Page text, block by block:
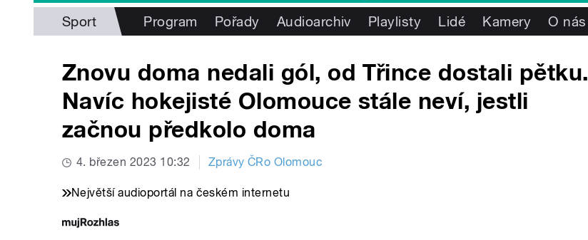
Sport Program Pořady Audioarchiv Playlisty Lidé Kamery O nás
Znovu doma nedali gól, od Třince dostali pětku.
Navíc hokejisté Olomouce stále neví, jestli
začnou předkolo doma
4. březen 2023 10:32 Zprávy ČRo Olomouc
Největší audioportál na českém internetu